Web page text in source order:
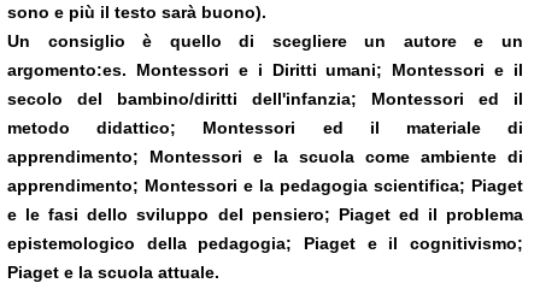
sono e più il testo sarà buono).
Un consiglio è quello di scegliere un autore e un
argomento:es. Montessori e i Diritti umani; Montessori e il
secolo del bambino/diritti dell'infanzia; Montessori ed il
metodo didattico; Montessori ed il materiale di
apprendimento; Montessori e la scuola come ambiente di
apprendimento; Montessori e la pedagogia scientifica; Piaget
e le fasi dello sviluppo del pensiero; Piaget ed il problema
epistemologico della pedagogia; Piaget e il cognitivismo;
Piaget e la scuola attuale.